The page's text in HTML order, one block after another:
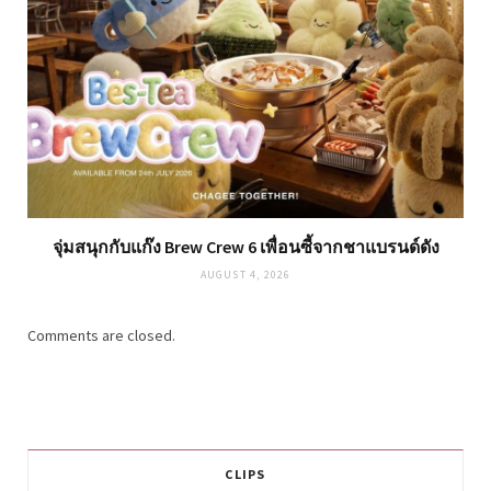
จุ่มสนุกกับแก๊ง Brew Crew 6 เพื่อนซี้จากชาแบรนด์ดัง
AUGUST 4, 2026
Comments are closed.
CLIPS